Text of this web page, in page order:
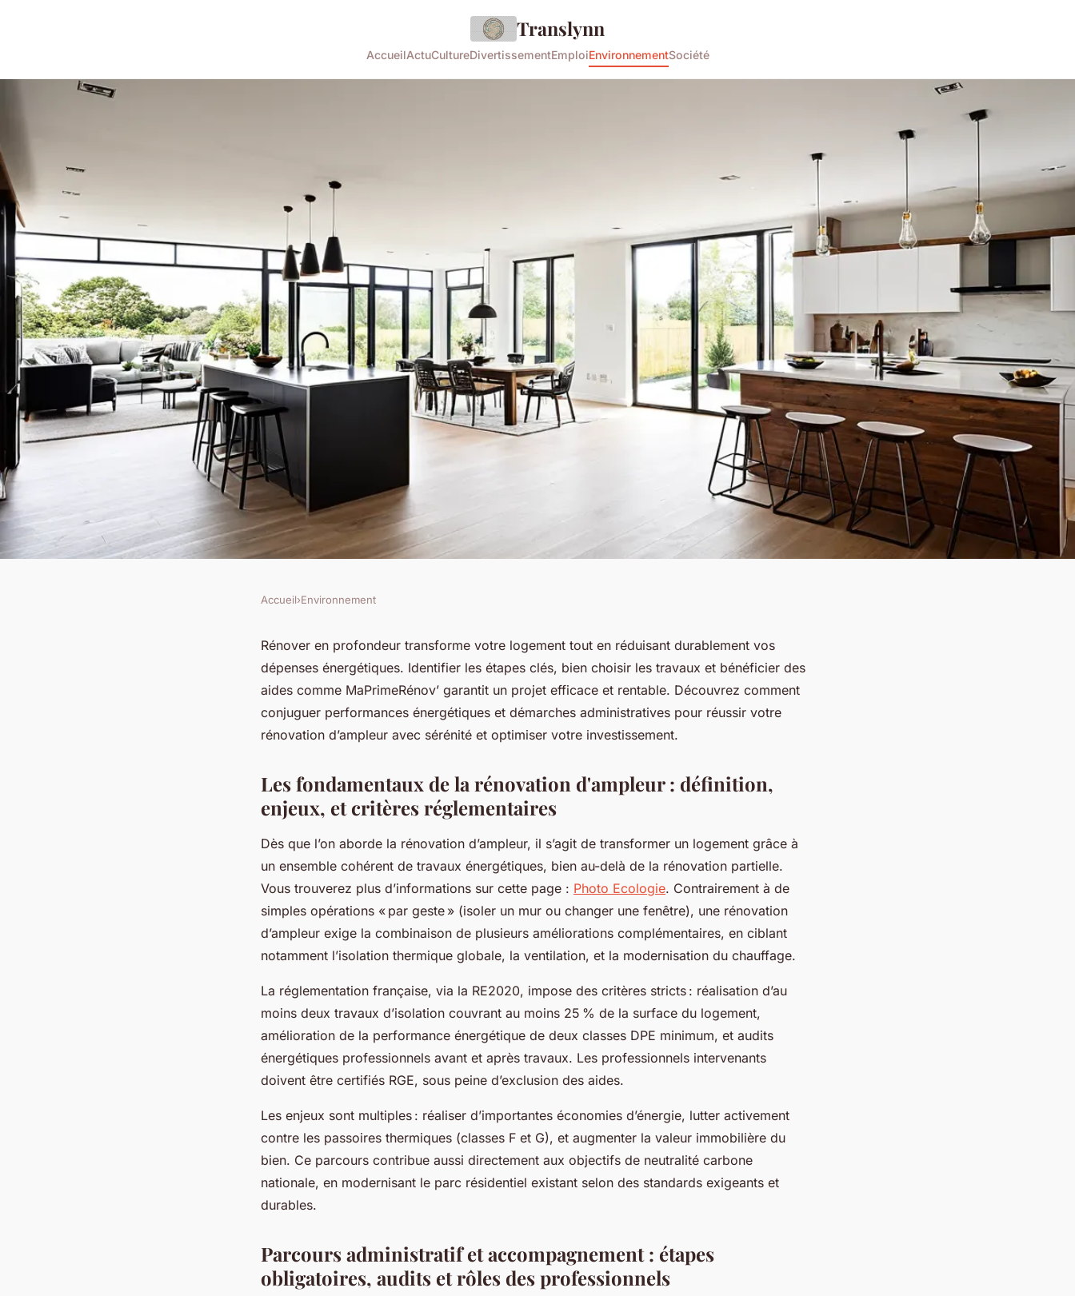
Translynn
AccueilActuCultureDivertissementEmploiEnvironnementSociété
Rénovation d'ampleur : boostez votre
efficacité énergétique
Accueil›Environnement
Rénover en profondeur transforme votre logement tout en réduisant durablement vos
dépenses énergétiques. Identifier les étapes clés, bien choisir les travaux et bénéficier des
aides comme MaPrimeRénov’ garantit un projet efficace et rentable. Découvrez comment
conjuguer performances énergétiques et démarches administratives pour réussir votre
rénovation d’ampleur avec sérénité et optimiser votre investissement.
Les fondamentaux de la rénovation d'ampleur : définition,
enjeux, et critères réglementaires
Dès que l’on aborde la rénovation d’ampleur, il s’agit de transformer un logement grâce à
un ensemble cohérent de travaux énergétiques, bien au-delà de la rénovation partielle.
Vous trouverez plus d’informations sur cette page : Photo Ecologie. Contrairement à de
simples opérations « par geste » (isoler un mur ou changer une fenêtre), une rénovation
d’ampleur exige la combinaison de plusieurs améliorations complémentaires, en ciblant
notamment l’isolation thermique globale, la ventilation, et la modernisation du chauffage.
La réglementation française, via la RE2020, impose des critères stricts : réalisation d’au
moins deux travaux d’isolation couvrant au moins 25 % de la surface du logement,
amélioration de la performance énergétique de deux classes DPE minimum, et audits
énergétiques professionnels avant et après travaux. Les professionnels intervenants
doivent être certifiés RGE, sous peine d’exclusion des aides.
Les enjeux sont multiples : réaliser d’importantes économies d’énergie, lutter activement
contre les passoires thermiques (classes F et G), et augmenter la valeur immobilière du
bien. Ce parcours contribue aussi directement aux objectifs de neutralité carbone
nationale, en modernisant le parc résidentiel existant selon des standards exigeants et
durables.
Parcours administratif et accompagnement : étapes
obligatoires, audits et rôles des professionnels